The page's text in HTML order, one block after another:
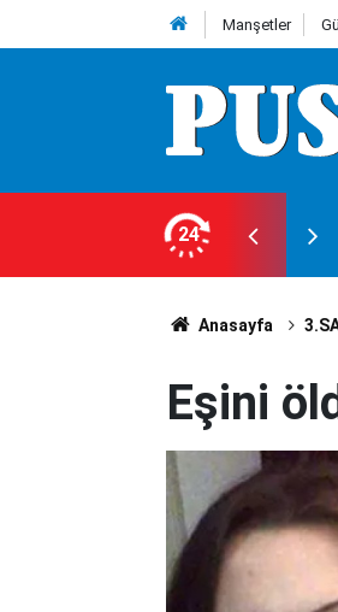
Manşetler
24
komşu tutuklandı
Anasayfa
Eşini